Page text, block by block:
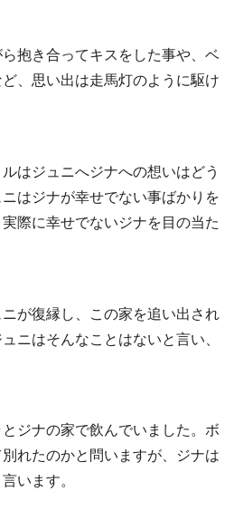
抱き合ってキスをした事や、ベ
、思い出は走馬灯のように駆け
はジュニへジナへの想いはどう
はジナが幸せでない事ばかりを
際に幸せでないジナを目の当た
が復縁し、この家を追い出され
ニはそんなことはないと言い、
ジナの家で飲んでいました。ボ
れたのかと問いますが、ジナは
います。